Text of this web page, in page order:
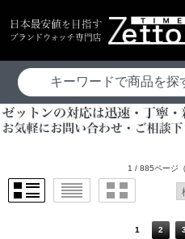
1 / 885ページ
1 2 3